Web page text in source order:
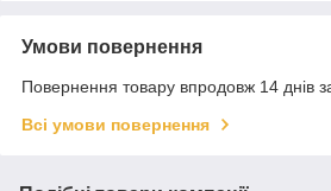
Умови повернення
Повернення товару впродовж 14 днів
Всі умови повернення